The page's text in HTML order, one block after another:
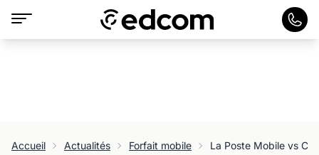
Accueil Actualités Forfait mobile